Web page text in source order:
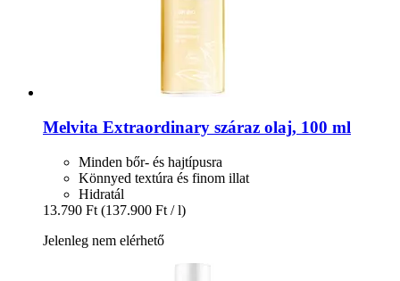
Melvita Extraordinary száraz olaj, 100 ml
Minden bőr- és hajtípusra
Könnyed textúra és finom illat
Hidratál
13.790 Ft (137.900 Ft / l)
Jelenleg nem elérhető